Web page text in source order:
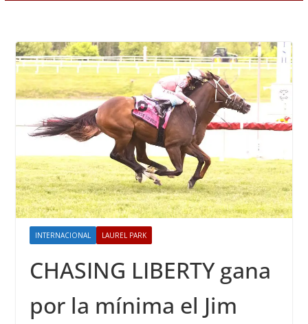
INTERNACIONAL LAUREL PARK
CHASING LIBERTY gana
por la mínima el Jim